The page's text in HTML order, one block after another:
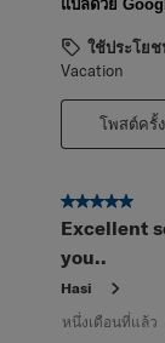
แปลด้วย
ใช้ประโย
Vacation
โพสต์ครั้
5 จาก 5 ดาว
Excellent
you..
Hasi
หนึ่งเดือนที่แล้ว